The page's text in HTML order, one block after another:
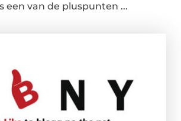
een van de pluspunten ...